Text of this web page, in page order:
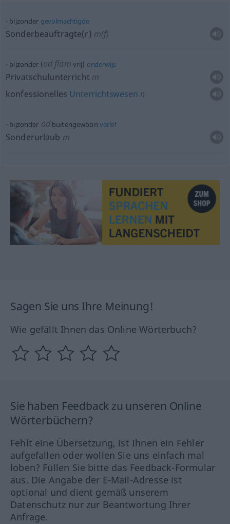
bijzonder gevolmachtigde
Sonderbeauftragte(r) m(f)
bijzonder (od fläm vrij) onderwijs
Privatschulunterricht m
konfessionelles Unterrichtswesen n
bijzonder odbuitengewoon verlof
Sonderurlaub m
Sagen Sie uns Ihre Meinung!
Wie gefällt Ihnen das Online Wörterbuch?
Sie haben Feedback zu unseren Online
Wörterbüchern?
Fehlt eine Übersetzung, ist Ihnen ein Fehler
aufgefallen oder wollen Sie uns einfach mal
loben? Füllen Sie bitte das Feedback-Formular
aus. Die Angabe der E-Mail-Adresse ist
optional und dient gemäß unserem
Datenschutz nur zur Beantwortung Ihrer
Anfrage.